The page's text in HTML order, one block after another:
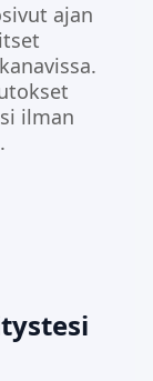
ajan
ilman